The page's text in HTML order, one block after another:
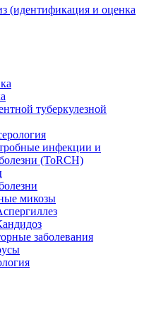
(идентификация и оценка
туберкулезной
инфекции и
(ToRCH)
микозы
заболевания